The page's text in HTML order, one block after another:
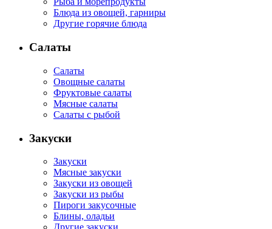
Блюда из овощей, гарниры
Другие горячие блюда
Салаты
Салаты
Овощные салаты
Фруктовые салаты
Мясные салаты
Салаты с рыбой
Закуски
Закуски
Мясные закуски
Закуски из овощей
Закуски из рыбы
Пироги закусочные
Блины, оладьи